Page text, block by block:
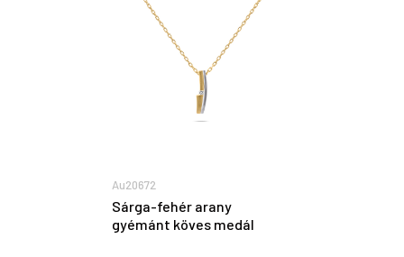
Au20672
Sárga-fehér arany
gyémánt köves medál